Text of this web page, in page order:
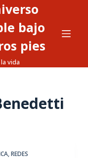
bajo
pies
vida
,REDES